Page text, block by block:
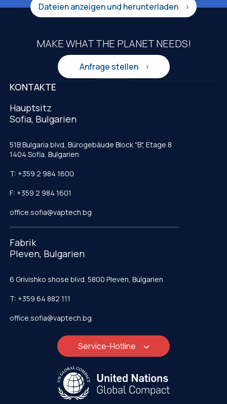
Dateien anzeigen und herunterladen
MAKE WHAT THE PLANET NEEDS!
Anfrage stellen
KONTAKTE
Hauptsitz
Sofia, Bulgarien
51B Bulgaria blvd, Bürogebäude Block "B", Etage 8
1404 Sofia, Bulgarien
T: +359 2 984 1600
F: +359 2 984 1601
office.sofia@vaptech.bg
Fabrik
Pleven, Bulgarien
6 Grivishko shose blvd. 5800 Pleven, Bulgarien
T: +359 64 882 111
office.sofia@vaptech.bg
Service-Hotline